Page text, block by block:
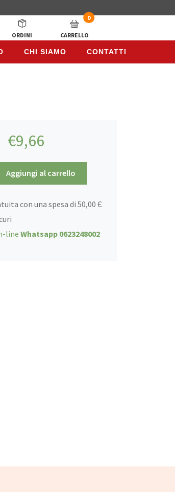
ORDINI
0
CARRELLO
CHI SIAMO CONTATTI
€9,66
Aggiungi al carrello
con una spesa di 50,00 Є
line Whatsapp 0623248002